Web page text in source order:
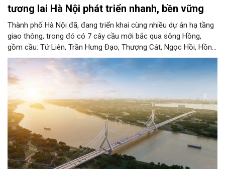
tương lai Hà Nội phát triển nhanh, bền vững
Thành phố Hà Nội đã, đang triển khai cùng nhiều dự án hạ tầng
giao thông, trong đó có 7 cây cầu mới bắc qua sông Hồng,
gồm cầu: Tứ Liên, Trần Hưng Đạo, Thượng Cát, Ngọc Hồi, Hồng
Hà, Mễ Sở và Vân Phúc. 7 cây cầu này vừa giải bài toán hạ tầng
giao thông Thủ đô, vừa thể hiện tầm nhìn chiến lược và cuộc
cách mạng không gian để định hình tương lai phát triển bền
vững Thủ đô trong kỷ nguyên mới.